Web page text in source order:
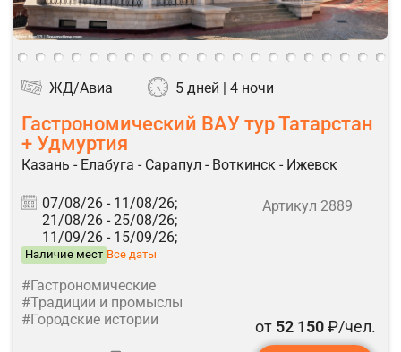
ЖД/Авиа 5 дней | 4 ночи
Гастрономический ВАУ тур Татарстан
+ Удмуртия
Казань - Елабуга - Сарапул - Воткинск - Ижевск
07/08/26 - 11/08/26;
21/08/26 - 25/08/26;
11/09/26 - 15/09/26;
Наличие мест Все даты
Артикул 2889
#Гастрономические
#Традиции и промыслы
#Городские истории
от 52 150₽/чел.